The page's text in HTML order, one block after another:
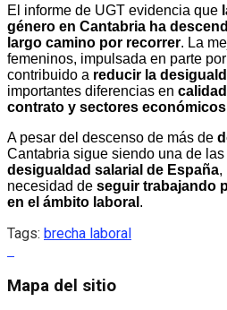
El informe de UGT evidencia que
género en Cantabria ha
largo camino por recorrer. La
femeninos, impulsada en parte
contribuido a reducir la
importantes diferencias en
contrato y sectores económicos
A pesar del descenso de más de
Cantabria sigue siendo una de
desigualdad salarial de España,
necesidad de seguir trabajando
en el ámbito laboral .
Tags: brecha laboral
Mapa del sitio